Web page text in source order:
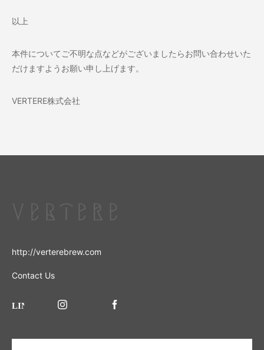
以上
本件についてご不明な点などがございましたらお問い合わせいた
だけますようお願い申し上げます。
VERTERE株式会社
http://verterebrew.com
Contact Us